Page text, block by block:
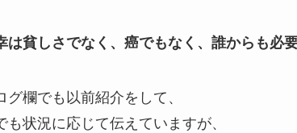
は貧しさでなく、癌でもなく、誰からも必
欄でも以前紹介をして、
状況に応じて伝えていますが、